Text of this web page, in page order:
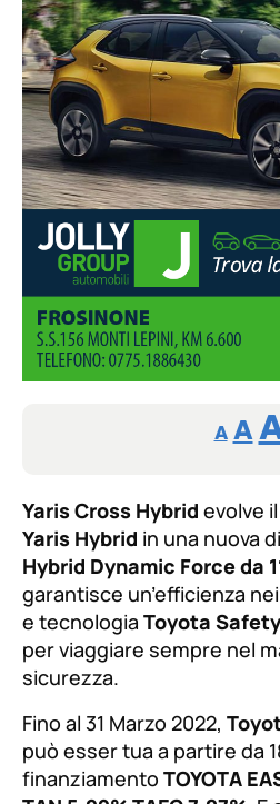
A A
de
Yaris Cross Hybrid evolve
Yaris Hybrid in una nuova
Hybrid Dynamic Force da
garantisce un’efficienza
e tecnologia Toyota
per viaggiare sempre nel
sicurezza.
Fino al 31 Marzo 2022,
può esser tua a partire da
finanziamento TOYOTA